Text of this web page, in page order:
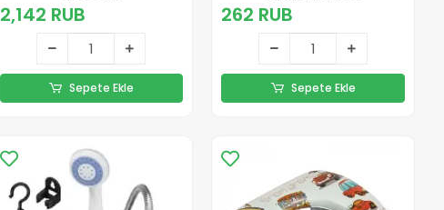
Batarya Seti
2,142 RUB
Sepete Ekle
262 RUB
Sepete Ekle